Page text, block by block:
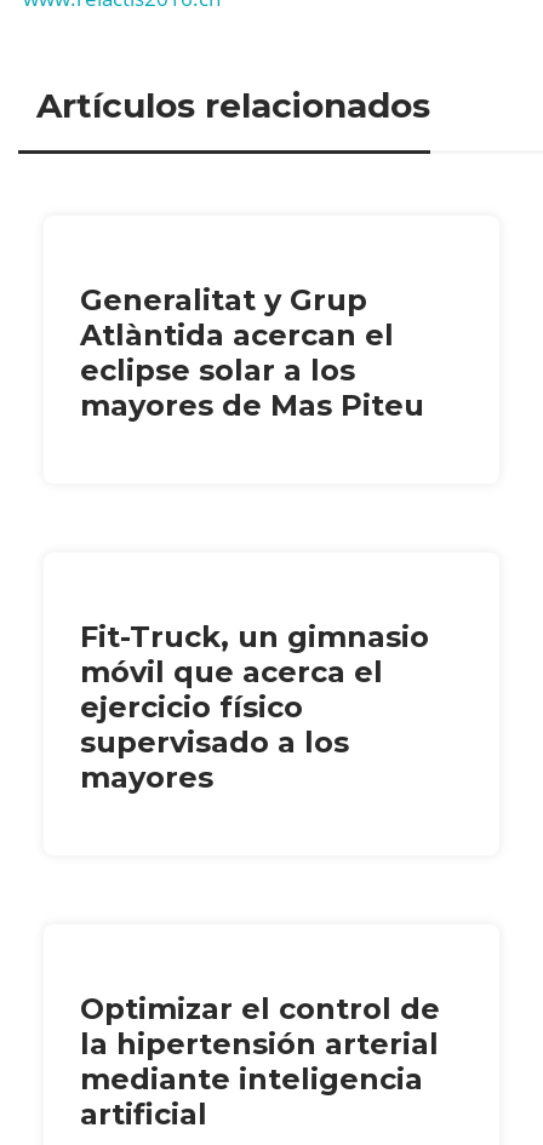
Artículos relacionados
Generalitat y Grup
Atlàntida acercan el
eclipse solar a los
mayores de Mas Piteu
Fit-Truck, un gimnasio
móvil que acerca el
ejercicio físico
supervisado a los
mayores
Optimizar el control de
la hipertensión arterial
mediante inteligencia
artificial